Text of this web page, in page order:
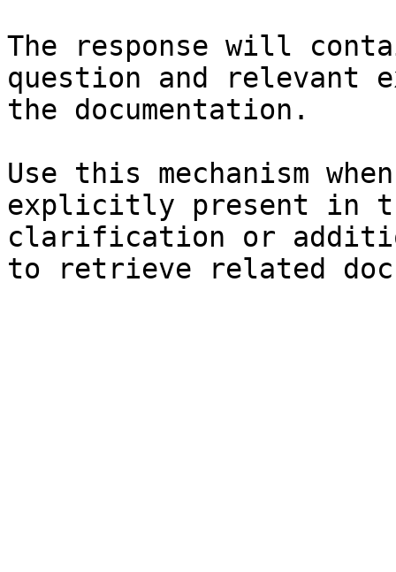
The response will
question and relevant
the documentation.
Use this mechanism
explicitly present in
clarification or